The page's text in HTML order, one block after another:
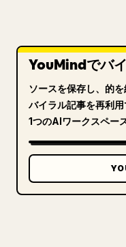
YouMindでバ
ソースを保存し、的
バイラル記事を再利
1つのAIワークスペー